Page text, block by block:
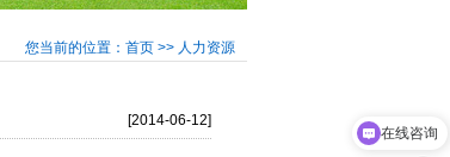
您当前的位置：首页 >> 人力资源
[2014-06-12]
在线咨询